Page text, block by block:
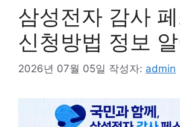
삼성전자 감사
신청방법 정보
2026년 07월 05일 작성자: admin